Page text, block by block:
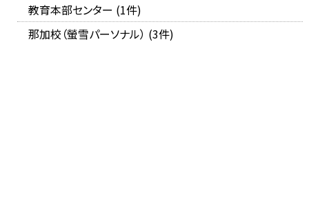
教育本部センター (1件)
那加校（螢雪パーソナル） (3件)